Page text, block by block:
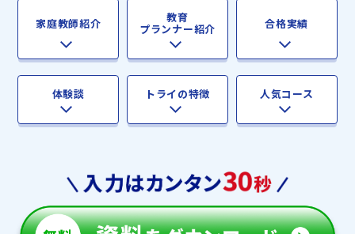
家庭教師紹介 教育
プランナー紹介 合格実績
体験談 トライの特徴 人気コース